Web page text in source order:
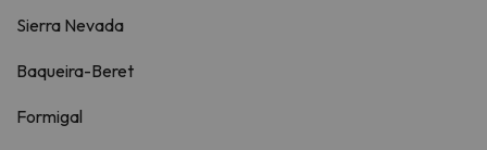
Sierra Nevada
Baqueira-Beret
Formigal